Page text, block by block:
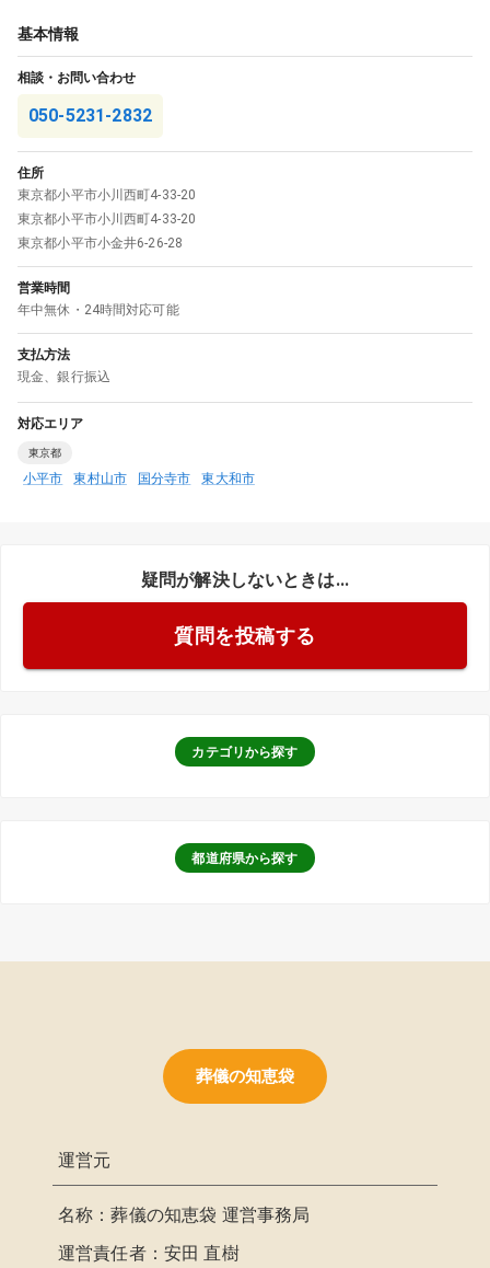
基本情報
相談・お問い合わせ
050-5231-2832
住所
東京都小平市小川西町4-33-20
東京都小平市小川西町4-33-20
東京都小平市小金井6-26-28
営業時間
年中無休・24時間対応可能
支払方法
現金、銀行振込
対応エリア
東京都
小平市 東村山市 国分寺市 東大和市
疑問が解決しないときは...
質問を投稿する
カテゴリから探す
都道府県から探す
葬儀の知恵袋
運営元
名称：葬儀の知恵袋 運営事務局
運営責任者：安田 直樹